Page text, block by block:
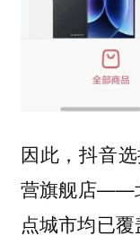
因此，抖音
营旗舰店——
点城市均已